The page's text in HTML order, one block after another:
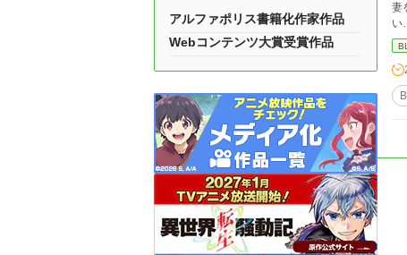
妻を失
い
BL
アルファポリス書籍化作家作品
Webコンテンツ大賞受賞作品